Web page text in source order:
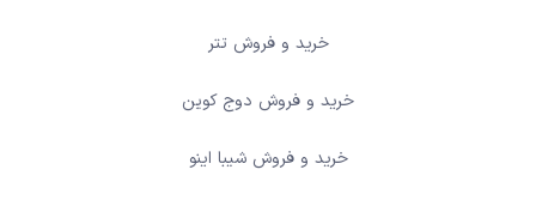
خرید و فروش تتر
خرید و فروش دوج کوین
خرید و فروش شیبا اینو